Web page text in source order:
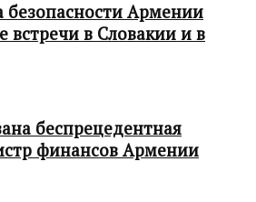
безопасности Армении
встречи в Словакии и в
беспрецедентная
финансов Армении